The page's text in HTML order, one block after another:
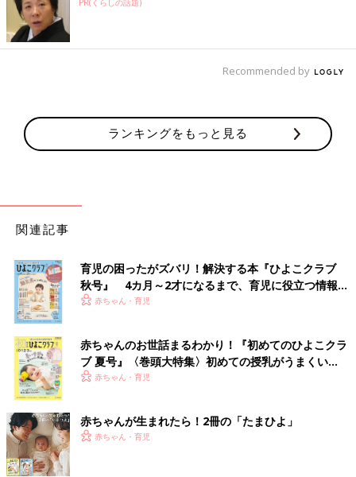
PR(くらしの話題)
Recommended by
ランキングをもっと見る
関連記事
育児の困ったがズバリ！解決する本『ひよこクラブ
秋号』 4カ月～2才になるまで、育児に役立つ情報が
いっぱい！
赤ちゃん・育児
赤ちゃんのお世話まるわかり！『初めてのひよこクラ
ブ 夏号』〈巻頭大特集〉初めての授乳がうまくい
く！ おっぱい・ミルクの基本と夏のトラブル 解決テ
赤ちゃん・育児
赤ちゃんが生まれたら！2冊の「たまひよ」
赤ちゃん・育児